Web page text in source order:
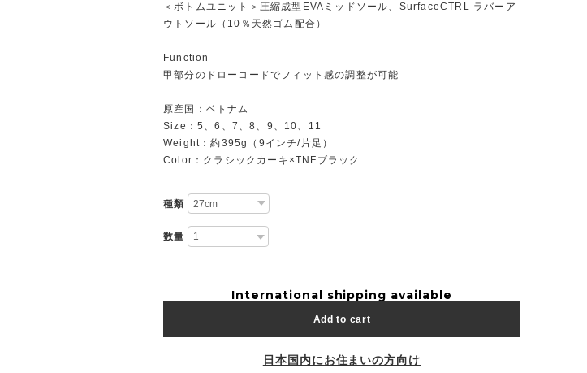
＜ボトムユニット＞圧縮成型EVAミッドソール、SurfaceCTRL ラバーア
ウトソール（10％天然ゴム配合）
Function
甲部分のドローコードでフィット感の調整が可能
原産国：ベトナム
Size：5、6、7、8、9、10、11
Weight：約395g（9インチ/片足）
Color：クラシックカーキ×TNFブラック
種類
数量
International shipping available
Add to cart
日本国内にお住まいの方向け